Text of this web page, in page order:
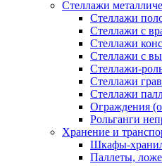
Стеллажи
Стеллажи
Стеллажи с
Стеллажи
Стеллажи с
Стеллажи-
Стеллажи
Стеллажи
Ограждения
Рольганги
Хранение и
Шкафы-
Паллеты,